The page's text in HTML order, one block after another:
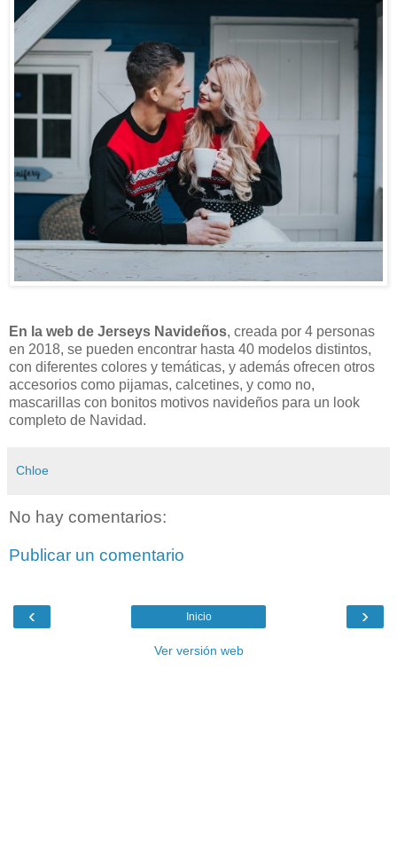
En la web de Jerseys Navideños, creada por 4 personas
en 2018, se pueden encontrar hasta 40 modelos distintos,
con diferentes colores y temáticas, y además ofrecen otros
accesorios como pijamas, calcetines, y como no,
mascarillas con bonitos motivos navideños para un look
completo de Navidad.
Chloe
No hay comentarios:
Publicar un comentario
‹ ›
Inicio
Ver versión web